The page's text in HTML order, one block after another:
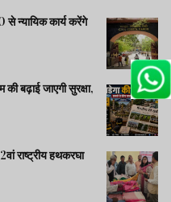
से न्यायिक कार्य करेंगे
बढ़ाई जाएगी सुरक्षा,
राष्ट्रीय हथकरघा